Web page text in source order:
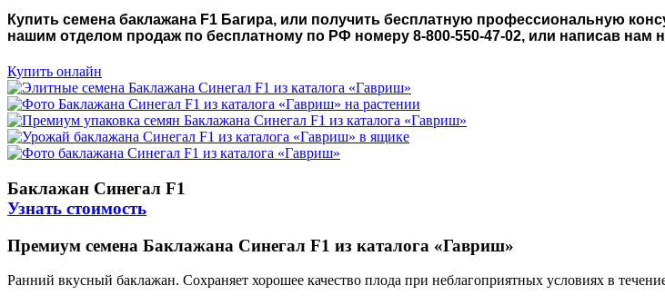
Купить семена баклажана F1 Багира, или получить бесплатную профессиональную
нашим отделом продаж по бесплатному по РФ номеру 8-800-550-47-02, или написав нам
Купить онлайн
Баклажан Синегал F1
Узнать стоимость
Премиум семена Баклажана Синегал F1 из каталога «Гавриш»
Ранний вкусный баклажан. Сохраняет хорошее качество плода при неблагоприятных условиях в